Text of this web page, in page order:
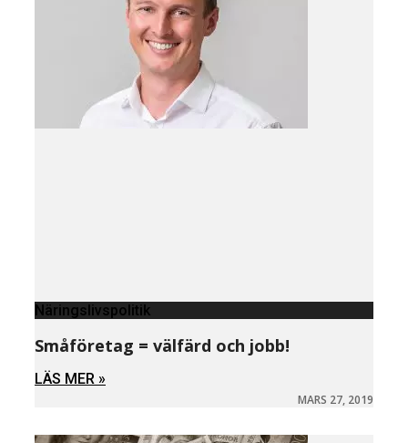
Näringslivspolitik
Småföretag = välfärd och jobb!
LÄS MER »
MARS 27, 2019